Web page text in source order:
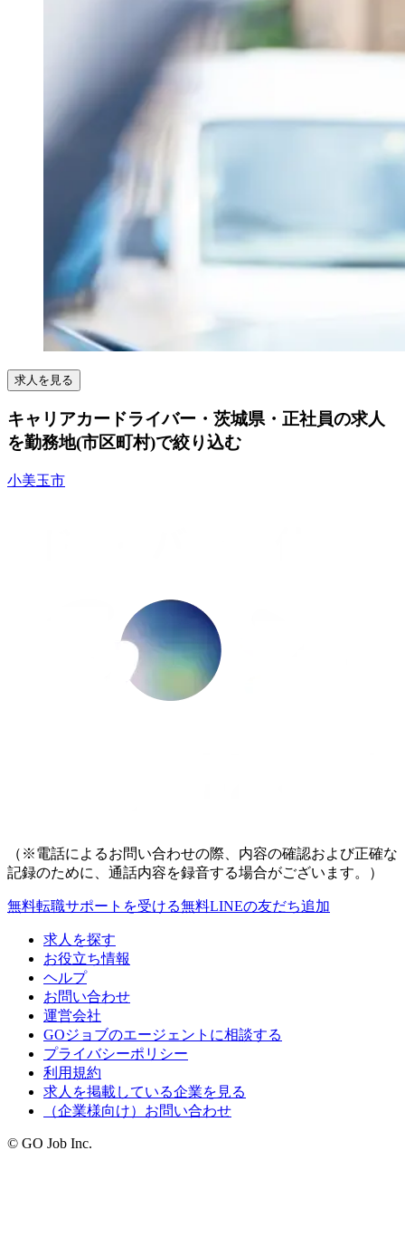
求人を見る
キャリアカードライバー・茨城県・正社員の求人
を勤務地(市区町村)で絞り込む
小美玉市
（※電話によるお問い合わせの際、内容の確認および正確な
記録のために、通話内容を録音する場合がございます。）
無料転職サポートを受ける無料LINEの友だち追加
求人を探す
お役立ち情報
ヘルプ
お問い合わせ
運営会社
GOジョブのエージェントに相談する
プライバシーポリシー
利用規約
求人を掲載している企業を見る
（企業様向け）お問い合わせ
© GO Job Inc.